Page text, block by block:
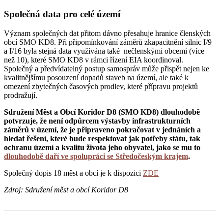
Společná data pro celé území
Význam společných dat přitom dávno přesahuje hranice členských
obcí SMO KD8. Při připomínkování záměrů zkapacitnění silnic I/9
a I/16 byla stejná data využívána také nečlenskými obcemi (více
než 10), které SMO KD8 v rámci řízení EIA koordinoval.
Společný a předvídatelný postup samospráv může přispět nejen ke
kvalitnějšímu posouzení dopadů staveb na území, ale také k
omezení zbytečných časových prodlev, které přípravu projektů
prodražují.
Sdružení Měst a Obcí Koridor D8 (SMO KD8) dlouhodobě
potvrzuje, že není odpůrcem výstavby infrastrukturních
záměrů v území, že je připraveno pokračovat v jednáních a
hledat řešení, které bude respektovat jak potřeby státu, tak
ochranu území a kvalitu života jeho obyvatel, jako se mu to
dlouhodobě daří ve spolupráci se Středočeským krajem.
Společný dopis 18 měst a obcí je k dispozici ZDE
Zdroj: Sdružení měst a obcí Koridor D8